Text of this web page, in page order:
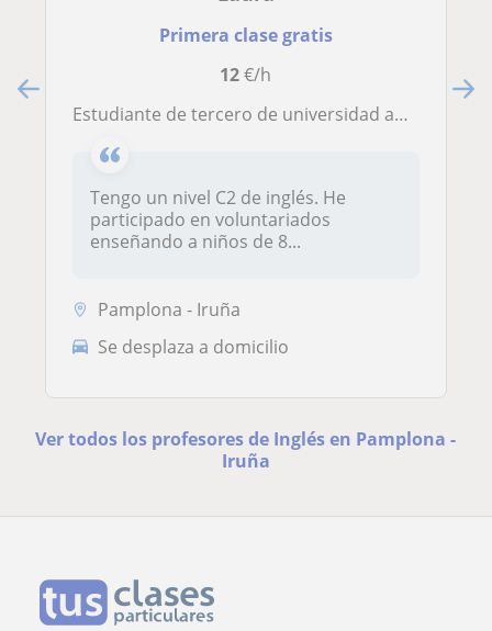
Primera clase gratis
12€/h
Estudiante de tercero de universidad apta para impartir clases de inglés a niños y jóvenes.
Tengo un nivel C2 de inglés. He
participado en voluntariados
enseñando a niños de 8...
Pamplona - Iruña
Se desplaza a domicilio
Ver todos los profesores de Inglés en Pamplona -
Iruña